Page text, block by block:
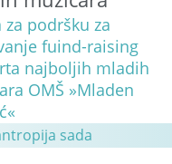
za podršku za
fuind-raising
najboljih mladih
OMŠ »Mladen
sada